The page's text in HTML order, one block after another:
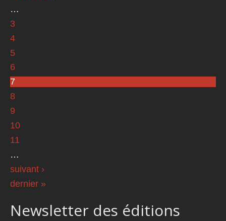
…
3
4
5
6
7
8
9
10
11
…
suivant ›
dernier »
Newsletter des éditions